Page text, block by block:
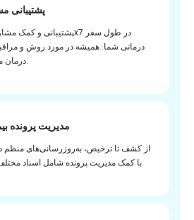
پشتیبانی
درمانی شما. همیشه در مورد روش و
درمان مشاوره بگیرید.
مدیریت پرونده
از کشف تا ترخیص، به‌روزرسانی‌های منظم
با کمک مدیریت پرونده شامل اسناد مختلف دریافت کنید.